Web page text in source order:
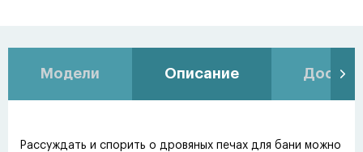
Модели Описание
Рассуждать и спорить о дровяных печах для бани можно